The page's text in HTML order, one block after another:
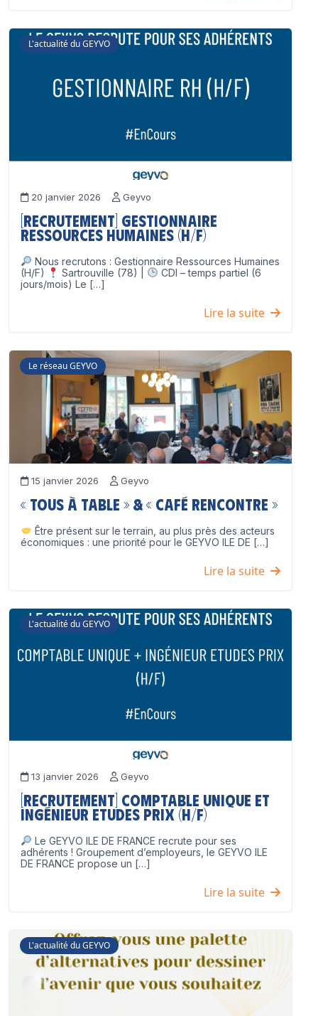
L'actualité du GEYVO
20 janvier 2026 Geyvo
[Recrutement] Gestionnaire
Ressources Humaines (H/F)
Nous recrutons : Gestionnaire Ressources Humaines
(H/F)
Sartrouville (78) |
CDI – temps partiel (6
jours/mois) Le […]
Lire la suite
Le réseau GEYVO
15 janvier 2026 Geyvo
« Tous à table » & « Café Rencontre »
Être présent sur le terrain, au plus près des acteurs
économiques : une priorité pour le GEYVO ILE DE […]
Lire la suite
L'actualité du GEYVO
13 janvier 2026 Geyvo
[Recrutement] Comptable unique et
Ingénieur Etudes Prix (H/F)
Le GEYVO ILE DE FRANCE recrute pour ses
adhérents ! Groupement d’employeurs, le GEYVO ILE
DE FRANCE propose un […]
Lire la suite
L'actualité du GEYVO